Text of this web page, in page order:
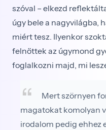
szóval – elkezd
úgy bele a nagyvilágba,
miért tesz. Ilyenkor
felnőttek az úgymond
foglalkozni majd, mi
Mert szörnyen
magatokat ko­molyan
irodalom pedig ehhez